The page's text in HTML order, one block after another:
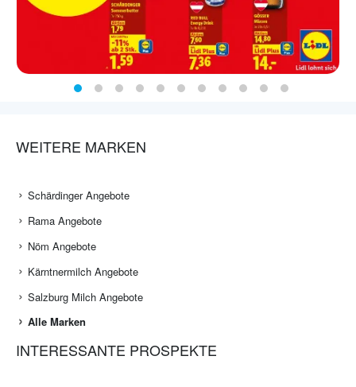
WEITERE MARKEN
Schärdinger Angebote
Rama Angebote
Nöm Angebote
Kärntnermilch Angebote
Salzburg Milch Angebote
Alle Marken
INTERESSANTE PROSPEKTE